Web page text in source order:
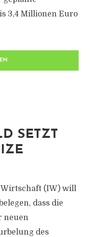
3,4 Millionen Euro
SETZT
(IW) will
dass die
neuen
des